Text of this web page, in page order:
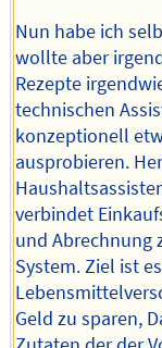
Nun habe ich
wollte aber
Rezepte
technischen
konzeptionell
ausprobieren.
verbindet
und Abrechnung
System. Ziel ist
Geld zu sparen,